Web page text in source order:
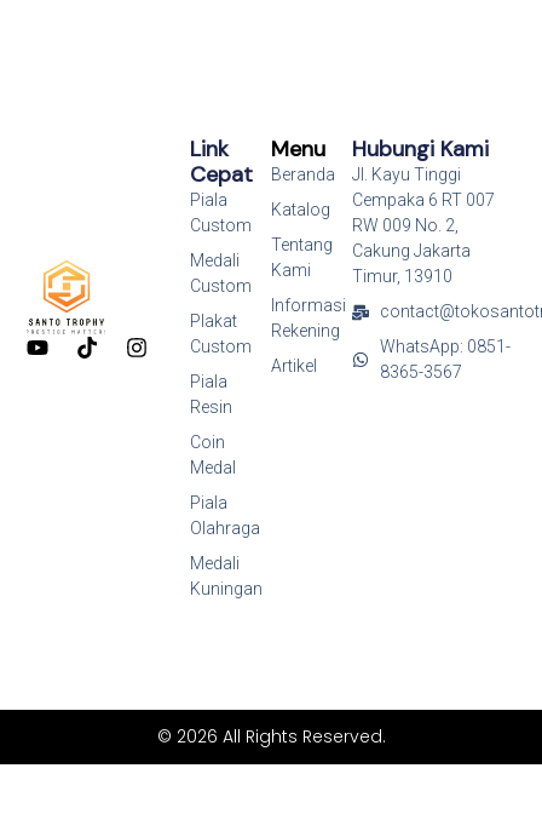
Y T
i
I
Menu
Beranda
Katalog
Tentang
Kami
Informasi
Rekening
Artikel
Link
Cepat
Piala
Custom
Medali
Custom
Plakat
Custom
Piala
Resin
Coin
Medal
Piala
Olahraga
Medali
Kuningan
Hubungi Kami
Jl. Kayu Tinggi
Cempaka 6 RT 007
RW 009 No. 2,
Cakung Jakarta
Timur, 13910
WhatsApp: 0851-
8365-3567
© 2026 All Rights Reserved.